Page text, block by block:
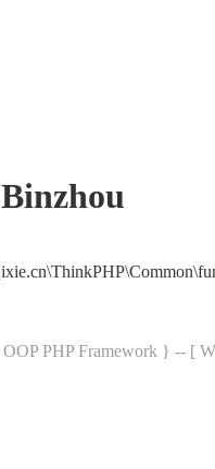
OOP PHP Framework } -- [